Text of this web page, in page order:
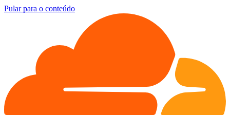
Pular para o conteúdo